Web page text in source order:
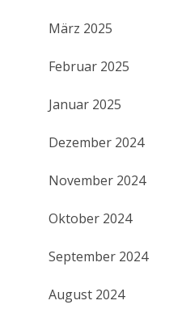
März 2025
Februar 2025
Januar 2025
Dezember 2024
November 2024
Oktober 2024
September 2024
August 2024